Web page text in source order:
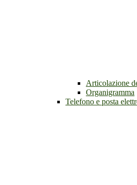
Articolazione
Organigramma
Telefono e posta